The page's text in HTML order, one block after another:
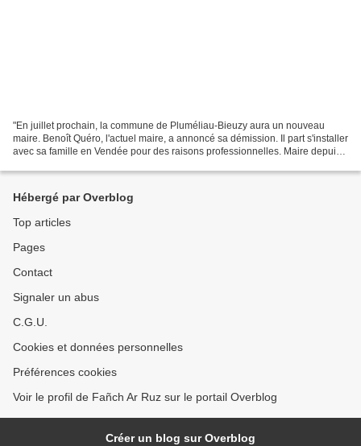
"En juillet prochain, la commune de Pluméliau-Bieuzy aura un nouveau
maire. Benoît Quéro, l'actuel maire, a annoncé sa démission. Il part s'installer
avec sa famille en Vendée pour des raisons professionnelles. Maire depuis
Hébergé par Overblog
Top articles
Pages
Contact
Signaler un abus
C.G.U.
Cookies et données personnelles
Préférences cookies
Voir le profil de Fañch Ar Ruz sur le portail Overblog
Créer un blog sur Overblog